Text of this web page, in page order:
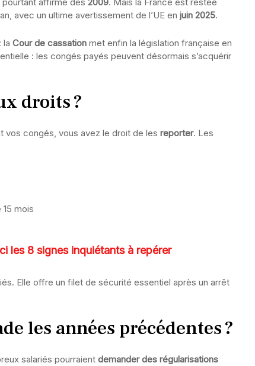
avec un ultime avertissement de l’UE en juin 2025.
la Cour de cassation met enfin la législation française en
: les congés payés peuvent désormais s’acquérir
droits ?
vos congés, vous avez le droit de les reporter. Les
mois
les 8 signes inquiétants à repérer
Elle offre un filet de sécurité essentiel après un arrêt
les années précédentes ?
salariés pourraient demander des régularisations